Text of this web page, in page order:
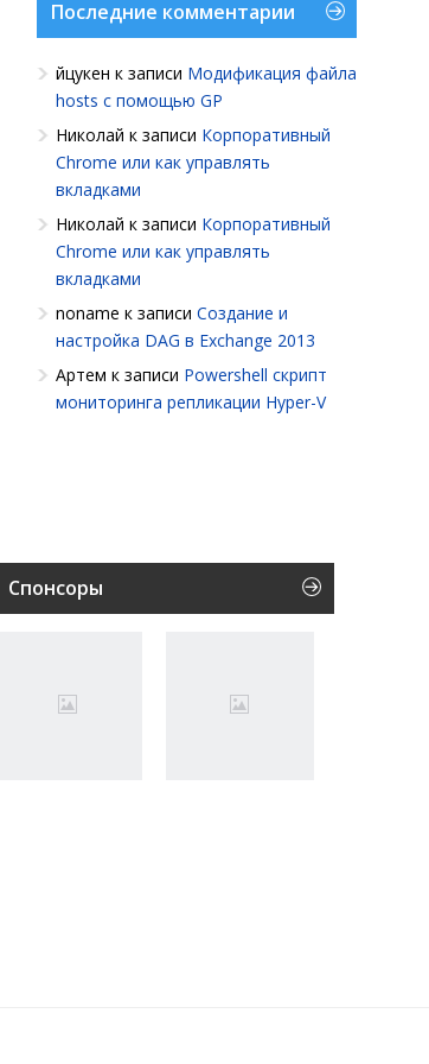
Последние комментарии
йцукен к записи Модификация файла
hosts с помощью GP
Николай к записи Корпоративный
Chrome или как управлять
вкладками
Николай к записи Корпоративный
Chrome или как управлять
вкладками
noname к записи Создание и
настройка DAG в Exchange 2013
Артем к записи Powershell cкрипт
мониторинга репликации Hyper-V
Спонсоры